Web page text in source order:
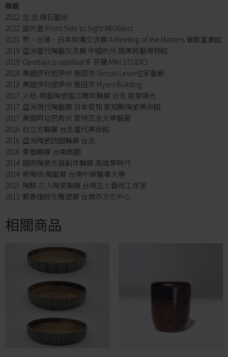
聯展
2022 念 念 樸石藝術
2022 面外面 From Side to Sight 純Object
2021 聚 – 台灣．日本柴燒交流展 A Meeting of the Masters 鶯歌富貴館
2019 亞洲當代陶藝交流展 中國杭州 國美民藝博物館
2019 Opettaja ja oppilaatⅡ 芬蘭 MIKI STUDIO
2018 美國伊利若伊州 春田市 Simon Levin住家藝廊
2018 美國伊利諾伊州 春田市 Myers Building
2017 火旺-南藝陶瓷組20周年聯展 台北 綻堂蒔光
2017 亞洲現代陶藝展 日本愛知 愛知縣陶瓷美術館
2017 美國阿拉巴馬州 蒙特瓦洛大學藝廊
2016 白立方聯展 台北當代美術館
2016 亞洲陶瓷四國聯展 台北
2016 景器聯展 台南吳園
2014 國際陶瓷花器創作聯展 高雄夢時代
2014 新陶坊.陶藝展 台南中華醫事大學
2013 陶醉.三人陶瓷聯展 台南五七藝術工作室
2011 鄭春雄師生雕塑展 台南市文化中心
相關商品